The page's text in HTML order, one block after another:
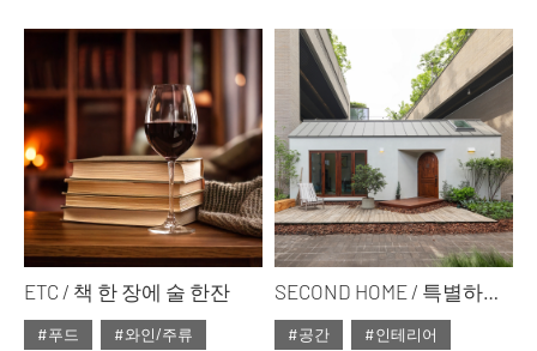
#ISSUE300
#ISSUE300
ETC / 책 한 장에 술 한잔
#푸드
#와인/주류
SECOND HOME / 특별하고 사적인 장소로서의 집 플레이서스
#공간
#인테리어